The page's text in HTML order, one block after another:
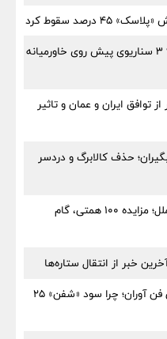
درصد سقوط کرد
جنگ ایران و آمریکا تمام می‌شود؟ ۳ سناریوی پیش روی خاورمیانه
توافق ایران و عمان و تاثیر
حذف کالابرگ و دردسر
چرخش بزرگ در مؤسسه اعتباری ملل؛ مزایده ۱۰۰ همتی، گام
خبر از انتقال ستاره‌ها
افت ۳۶ درصدی فروش پتروشیمی فن آوران؛ چرا سود «شفن» ۲۵